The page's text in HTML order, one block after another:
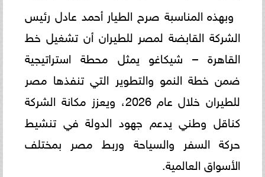
وبهذه المناسبة صرح الطيار أحمد عادل رئيس
الشركة القابضة لمصر للطيران أن تشغيل خط
القاهرة – شيكاغو يمثل محطة استراتيجية
ضمن خطة النمو والتطوير التي تنفذها مصر
للطيران خلال عام 2026، ويعزز مكانة الشركة
كناقل وطني يدعم جهود الدولة في تنشيط
حركة السفر والسياحة وربط مصر بمختلف
الأسواق العالمية.